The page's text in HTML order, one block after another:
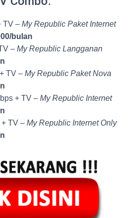
TV – My Republic Paket Internet
bulan
– My Republic Langganan
TV – My Republic Paket Nova
+ TV – My Republic Internet
TV – My Republic Internet Only